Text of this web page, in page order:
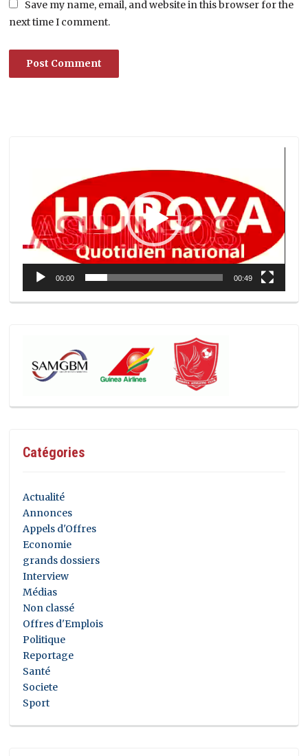
Save my name, email, and website in this browser for the
next time I comment.
00:00 00:49
Catégories
Actualité
Annonces
Appels d'Offres
Economie
grands dossiers
Interview
Médias
Non classé
Offres d'Emplois
Politique
Reportage
Santé
Societe
Sport